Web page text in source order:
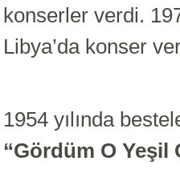
konserler verdi.
Libya’da konser
1954 yılında
“Gördüm O Yeşil